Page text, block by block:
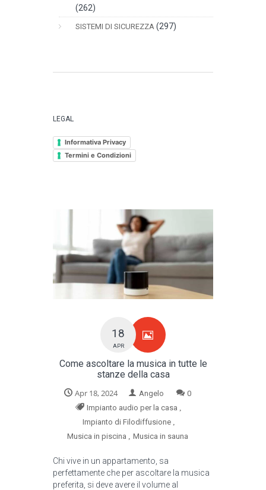
(262)
SISTEMI DI SICUREZZA (297)
LEGAL
Informativa Privacy
Termini e Condizioni
18
APR
Come ascoltare la musica in tutte le
stanze della casa
Apr 18, 2024 Angelo
0
Impianto audio per la casa
Impianto di Filodiffusione
Musica in piscina
Musica in sauna
Chi vive in un appartamento, sa
perfettamente che per ascoltare la musica
preferita, si deve avere il volume al